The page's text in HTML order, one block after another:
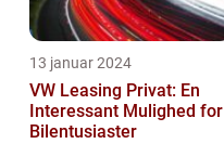
13 januar 2024
VW Leasing Privat: En
Interessant Mulighed for
Bilentusiaster